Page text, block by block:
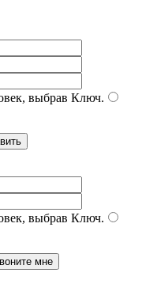
выбрав Ключ.
выбрав Ключ.